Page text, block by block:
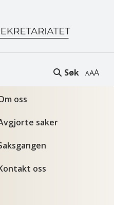
Søk A
oss
saker
oss